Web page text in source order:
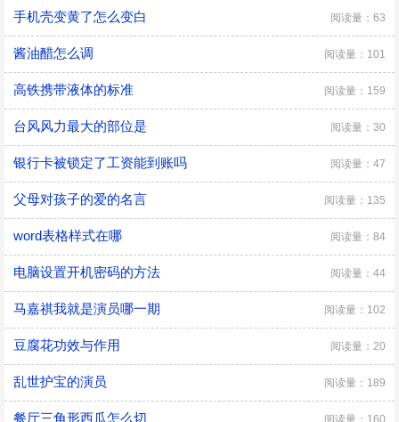
手机壳变黄了怎么变白 阅读量：63
酱油醋怎么调 阅读量：101
高铁携带液体的标准 阅读量：159
台风风力最大的部位是 阅读量：30
银行卡被锁定了工资能到账吗 阅读量：47
父母对孩子的爱的名言 阅读量：135
word表格样式在哪 阅读量：84
电脑设置开机密码的方法 阅读量：44
马嘉祺我就是演员哪一期 阅读量：102
豆腐花功效与作用 阅读量：20
乱世护宝的演员 阅读量：189
餐厅三角形西瓜怎么切 阅读量：160